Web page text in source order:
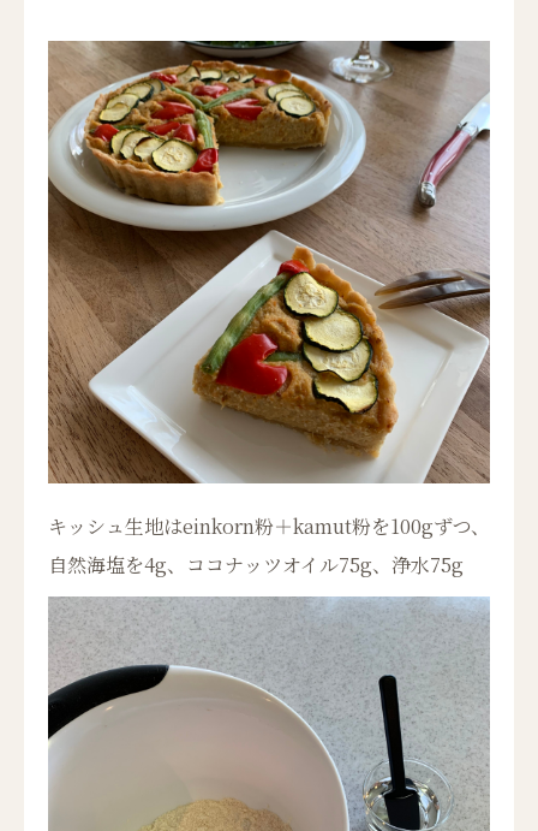
キッシュ生地はeinkorn粉＋kamut粉を100gずつ、
自然海塩を4g、ココナッツオイル75g、浄水75g